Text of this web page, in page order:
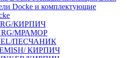
Docke и комплектующие
КИРПИЧ
МРАМОР
ПЕСЧАНИК
КИРПИЧ